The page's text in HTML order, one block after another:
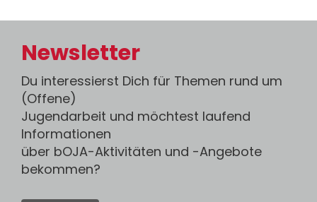
Newsletter
Du interessierst Dich für Themen rund um
(Offene)
Jugendarbeit und möchtest laufend
Informationen
über bOJA-Aktivitäten und -Angebote
bekommen?